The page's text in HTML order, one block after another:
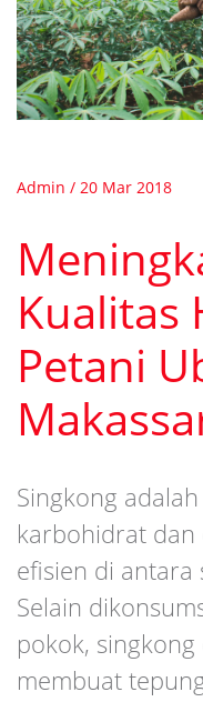
Admin / 20 Mar 2018
Kualitas
Petani
Singkong
karbohidrat dan
efisien di antara
Selain
pokok,
membuat